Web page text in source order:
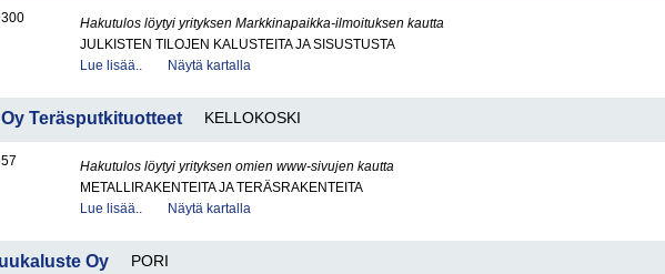
Hakutulos löytyi yrityksen Markkinapaikka-ilmoituksen kautta
JULKISTEN TILOJEN KALUSTEITA JA SISUSTUSTA
Lue lisää..
Näytä kartalla
Teräsputkituotteet KELLOKOSKI
Hakutulos löytyi yrityksen omien www-sivujen kautta
METALLIRAKENTEITA JA TERÄSRAKENTEITA
Lue lisää..
Näytä kartalla
Oy PORI